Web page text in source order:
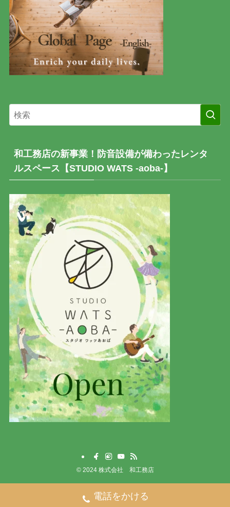
和工務店の新事業！防音設備が備わったレンタ
ルスペース【STUDIO WATS -aoba-】
©2024 株式会社 和工務店
電話をかける